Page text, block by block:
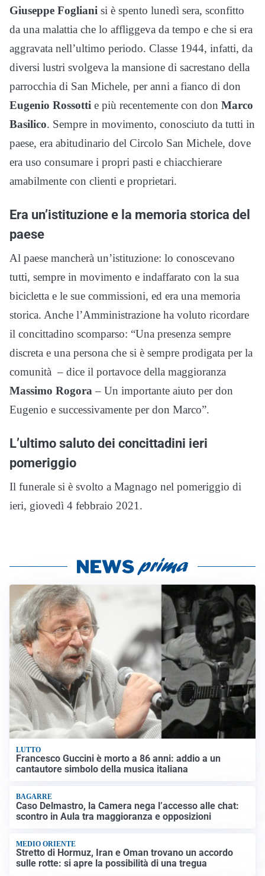
Giuseppe Fogliani si è spento lunedì sera, sconfitto
da una malattia che lo affliggeva da tempo e che si era
aggravata nell’ultimo periodo. Classe 1944, infatti, da
diversi lustri svolgeva la mansione di sacrestano della
parrocchia di San Michele, per anni a fianco di don
Eugenio Rossotti e più recentemente con don Marco
Basilico. Sempre in movimento, conosciuto da tutti in
paese, era abitudinario del Circolo San Michele, dove
era uso consumare i propri pasti e chiacchierare
amabilmente con clienti e proprietari.
Era un’istituzione e la memoria storica del
paese
Al paese mancherà un’istituzione: lo conoscevano
tutti, sempre in movimento e indaffarato con la sua
bicicletta e le sue commissioni, ed era una memoria
storica. Anche l’Amministrazione ha voluto ricordare
il concittadino scomparso: “Una presenza sempre
discreta e una persona che si è sempre prodigata per la
comunità – dice il portavoce della maggioranza
Massimo Rogora – Un importante aiuto per don
Eugenio e successivamente per don Marco”.
L’ultimo saluto dei concittadini ieri
pomeriggio
Il funerale si è svolto a Magnago nel pomeriggio di
ieri, giovedì 4 febbraio 2021.
LUTTO
Francesco Guccini è morto a 86 anni: addio a un
cantautore simbolo della musica italiana
BAGARRE
Caso Delmastro, la Camera nega l’accesso alle chat:
scontro in Aula tra maggioranza e opposizioni
MEDIO ORIENTE
Stretto di Hormuz, Iran e Oman trovano un accordo
sulle rotte: si apre la possibilità di una tregua